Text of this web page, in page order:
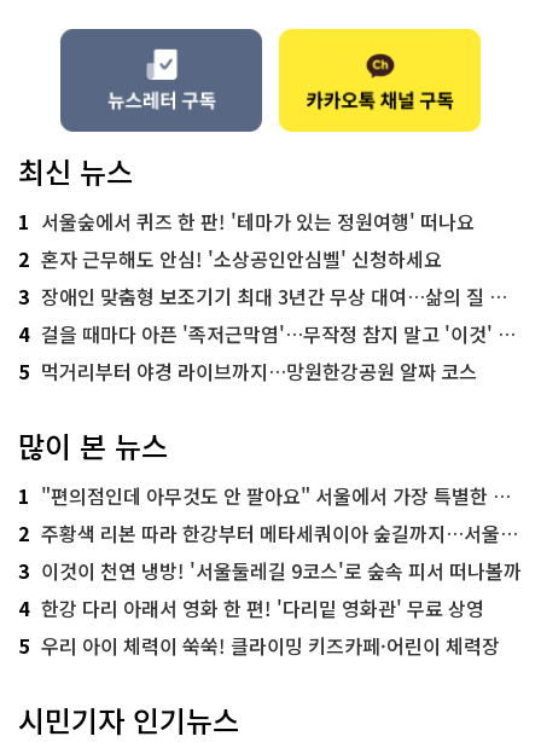
최신 뉴스
1 서울숲에서 퀴즈 한 판! '테마가 있는 정원여행' 떠나요
2 혼자 근무해도 안심! '소상공인안심벨' 신청하세요
3 장애인 맞춤형 보조기기 최대 3년간 무상 대여…삶의 질 높인다
4 걸을 때마다 아픈 '족저근막염'…무작정 참지 말고 '이것' 해보세요!
5 먹거리부터 야경 라이브까지…망원한강공원 알짜 코스
많이 본 뉴스
1 "편의점인데 아무것도 안 팔아요" 서울에서 가장 특별한 편의점의 정체
2 주황색 리본 따라 한강부터 메타세쿼이아 숲길까지…서울둘레길 15코스
3 이것이 천연 냉방! '서울둘레길 9코스'로 숲속 피서 떠나볼까
4 한강 다리 아래서 영화 한 편! '다리밑 영화관' 무료 상영
5 우리 아이 체력이 쑥쑥! 클라이밍 키즈카페·어린이 체력장
시민기자 인기뉴스